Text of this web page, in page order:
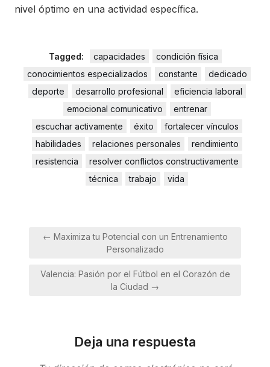
nivel óptimo en una actividad específica.
Tagged: capacidades
condición física
conocimientos especializados
constante
dedicado
deporte
desarrollo profesional
eficiencia laboral
emocional comunicativo
entrenar
escuchar activamente
éxito
fortalecer vínculos
habilidades
relaciones personales
rendimiento
resistencia
resolver conflictos constructivamente
técnica
trabajo vida
Navegación
← Maximiza tu Potencial con un Entrenamiento
Personalizado
Valencia: Pasión por el Fútbol en el Corazón de
la Ciudad →
Deja una respuesta